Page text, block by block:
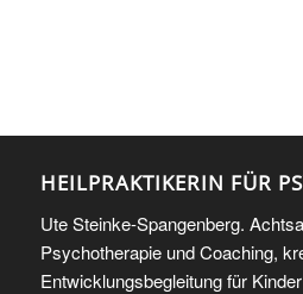
HEILPRAKTIKERIN FÜR
Ute Steinke-Spangenberg.
Psychotherapie und Coaching,
Entwicklungsbegleitung für